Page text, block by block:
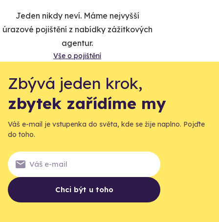
Jeden nikdy neví. Máme nejvyšší
úrazové pojištění z nabídky zážitkových
agentur.
Vše o pojištění
Zbývá jeden krok,
zbytek zařídíme my
Váš e-mail je vstupenka do světa, kde se žije naplno. Pojďte
do toho.
Chci být u toho